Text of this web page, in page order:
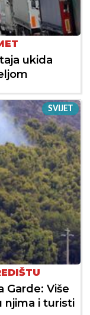
ukida
SVIJET
Garde: Više
njima i turisti